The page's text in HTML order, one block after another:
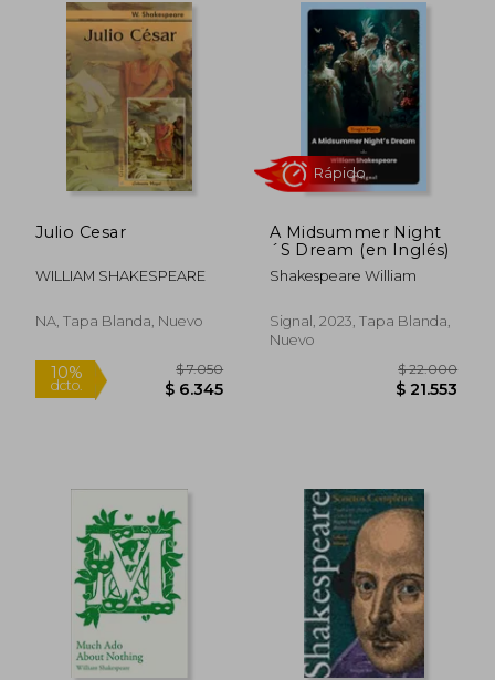
10%
dcto. $ 13.230
10%
dcto.
10%
dcto. $ 13.554
Rápido
10%
dcto.
Julio Cesar
WILLIAM SHAKESPEARE
NA, Tapa Blanda, Nuevo
A Midsummer Night
´S Dream (en Inglés)
Shakespeare William
Signal, 2023, Tapa Blanda,
Nuevo